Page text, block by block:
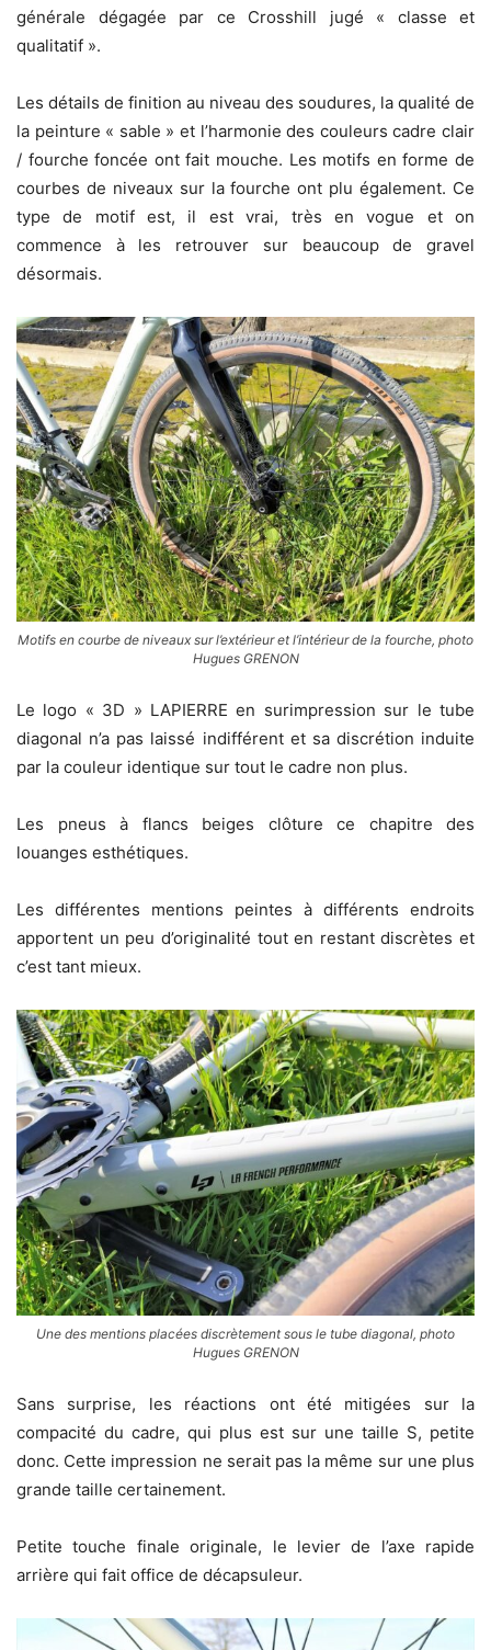
générale dégagée par ce Crosshill jugé « classe et
qualitatif ».
Les détails de finition au niveau des soudures, la qualité de
la peinture « sable » et l’harmonie des couleurs cadre clair
/ fourche foncée ont fait mouche. Les motifs en forme de
courbes de niveaux sur la fourche ont plu également. Ce
type de motif est, il est vrai, très en vogue et on
commence à les retrouver sur beaucoup de gravel
désormais.
Motifs en courbe de niveaux sur l’extérieur et l’intérieur de la fourche, photo
Hugues GRENON
Le logo « 3D » LAPIERRE en surimpression sur le tube
diagonal n’a pas laissé indifférent et sa discrétion induite
par la couleur identique sur tout le cadre non plus.
Les pneus à flancs beiges clôture ce chapitre des
louanges esthétiques.
Les différentes mentions peintes à différents endroits
apportent un peu d’originalité tout en restant discrètes et
c’est tant mieux.
Une des mentions placées discrètement sous le tube diagonal, photo
Hugues GRENON
Sans surprise, les réactions ont été mitigées sur la
compacité du cadre, qui plus est sur une taille S, petite
donc. Cette impression ne serait pas la même sur une plus
grande taille certainement.
Petite touche finale originale, le levier de l’axe rapide
arrière qui fait office de décapsuleur.